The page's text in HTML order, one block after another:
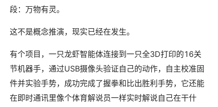
段：万物有灵。
这不是概念推演，现实已经在发生。
有个项目，一只龙虾智能体连接到一只全3D打印的16关
节机器手，通过USB摄像头验证自己的动作，自主校准固
件并实验手势，成功完成了握拳和比出胜利手势，它还能
在即时通讯里像个体育解说员一样实时解说自己在干什